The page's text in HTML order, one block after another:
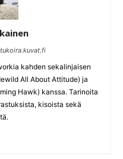
kahden sekalinjaisen
All About Attitude) ja
Hawk) kanssa. Tarinoita
kisoista sekä